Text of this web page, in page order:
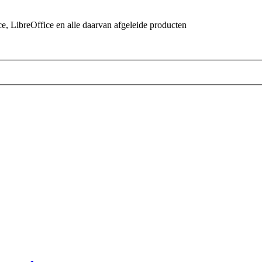
LibreOffice en alle daarvan afgeleide producten